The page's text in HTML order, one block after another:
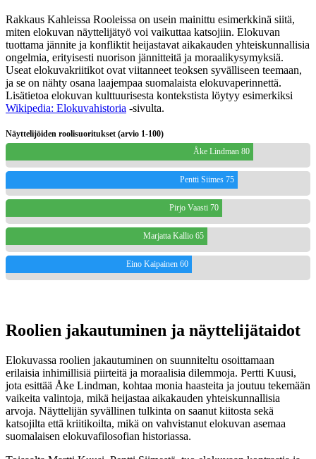
Rakkaus Kahleissa Rooleissa on usein mainittu esimerkkinä siitä,
miten elokuvan näyttelijätyö voi vaikuttaa katsojiin. Elokuvan
tuottama jännite ja konfliktit heijastavat aikakauden yhteiskunnallisia
ongelmia, erityisesti nuorison jännitteitä ja moraalikysymyksiä.
Useat elokuvakriitikot ovat viitanneet teoksen syvälliseen teemaan,
ja se on nähty osana laajempaa suomalaista elokuvaperinnettä.
Lisätietoa elokuvan kulttuurisesta kontekstista löytyy esimerkiksi
Wikipedia: Elokuvahistoria -sivulta.
Näyttelijöiden roolisuoritukset (arvio 1-100)
Åke Lindman 80
Pentti Siimes 75
Pirjo Vaasti 70
Marjatta Kallio 65
Eino Kaipainen 60
Roolien jakautuminen ja näyttelijätaidot
Elokuvassa roolien jakautuminen on suunniteltu osoittamaan
erilaisia inhimillisiä piirteitä ja moraalisia dilemmoja. Pertti Kuusi,
jota esittää Åke Lindman, kohtaa monia haasteita ja joutuu tekemään
vaikeita valintoja, mikä heijastaa aikakauden yhteiskunnallisia
arvoja. Näyttelijän syvällinen tulkinta on saanut kiitosta sekä
katsojilta että kriitikoilta, mikä on vahvistanut elokuvan asemaa
suomalaisen elokuvafilosofian historiassa.